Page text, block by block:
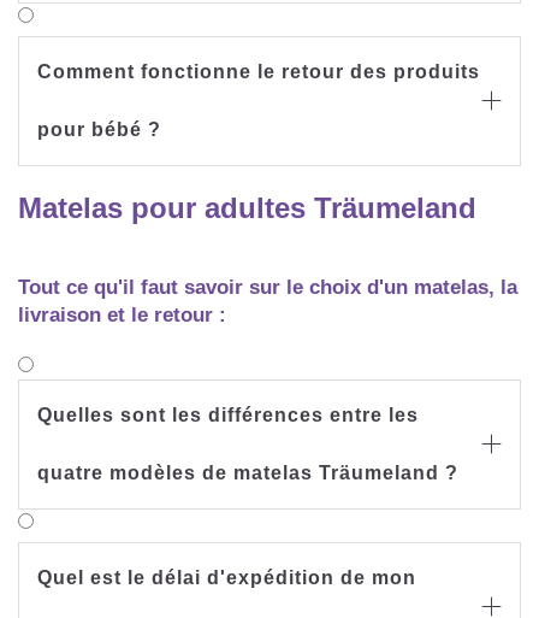
Comment fonctionne le retour des produits
pour bébé ?

Matelas pour adultes Träumeland
Tout ce qu'il faut savoir sur le choix d'un matelas, la
livraison et le retour :
Quelles sont les différences entre les
quatre modèles de matelas Träumeland ?

Quel est le délai d'expédition de mon
